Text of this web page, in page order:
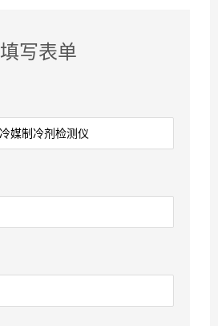
填写表单